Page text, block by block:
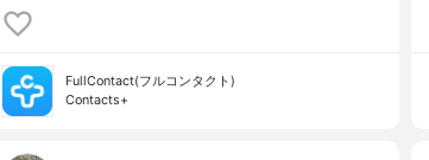
FullContact(フルコンタクト)
Contacts+